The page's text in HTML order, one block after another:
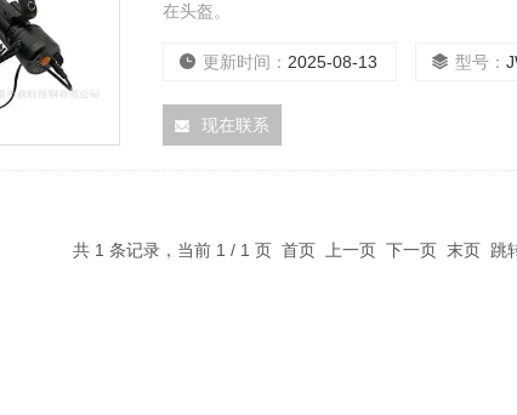
在头盔。
更新时间： 2025-08-13 型号：
现在联系
共 1 条记录，当前 1 / 1 页 首页 上一页 下一页 末页 跳